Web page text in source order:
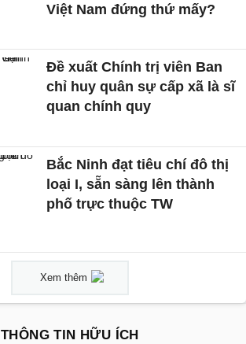
Việt Nam đứng thứ mấy?
Đề xuất Chính trị viên Ban
chỉ huy quân sự cấp xã là sĩ
quan chính quy
Bắc Ninh đạt tiêu chí đô thị
loại I, sẵn sàng lên thành
phố trực thuộc TW
Xem thêm
THÔNG TIN HỮU ÍCH